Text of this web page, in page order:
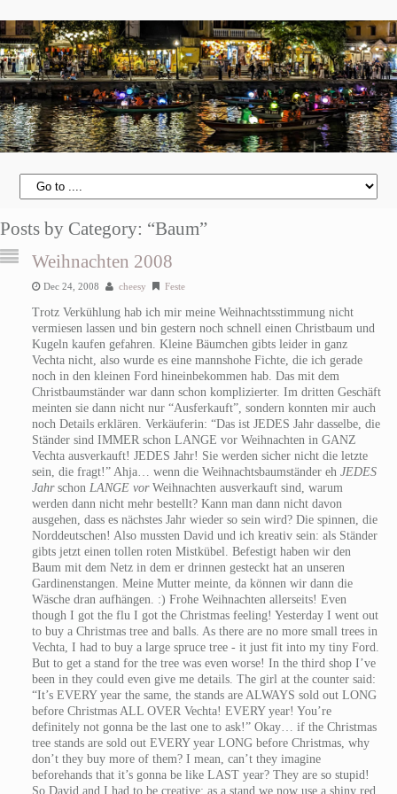
Posts by Category: “Baum”
Weihnachten 2008
Dec 24, 2008 cheesy Feste
Trotz Verkühlung hab ich mir meine Weihnachtsstimmung nicht
vermiesen lassen und bin gestern noch schnell einen Christbaum und
Kugeln kaufen gefahren. Kleine Bäumchen gibts leider in ganz
Vechta nicht, also wurde es eine mannshohe Fichte, die ich gerade
noch in den kleinen Ford hineinbekommen hab. Das mit dem
Christbaumständer war dann schon komplizierter. Im dritten Geschäft
meinten sie dann nicht nur “Ausferkauft”, sondern konnten mir auch
noch Details erklären. Verkäuferin: “Das ist JEDES Jahr dasselbe, die
Ständer sind IMMER schon LANGE vor Weihnachten in GANZ
Vechta ausverkauft! JEDES Jahr! Sie werden sicher nicht die letzte
sein, die fragt!” Ahja… wenn die Weihnachtsbaumständer eh JEDES
Jahrschon LANGE vorWeihnachten ausverkauft sind, warum
werden dann nicht mehr bestellt? Kann man dann nicht davon
ausgehen, dass es nächstes Jahr wieder so sein wird? Die spinnen, die
Norddeutschen! Also mussten David und ich kreativ sein: als Ständer
gibts jetzt einen tollen roten Mistkübel. Befestigt haben wir den
Baum mit dem Netz in dem er drinnen gesteckt hat an unseren
Gardinenstangen. Meine Mutter meinte, da können wir dann die
Wäsche dran aufhängen. :) Frohe Weihnachten allerseits! Even
though I got the flu I got the Christmas feeling! Yesterday I went out
to buy a Christmas tree and balls. As there are no more small trees in
Vechta, I had to buy a large spruce tree - it just fit into my tiny Ford.
But to get a stand for the tree was even worse! In the third shop I’ve
been in they could even give me details. The girl at the counter said:
“It’s EVERY year the same, the stands are ALWAYS sold out LONG
before Christmas ALL OVER Vechta! EVERY year! You’re
definitely not gonna be the last one to ask!” Okay… if the Christmas
tree stands are sold out EVERY year LONG before Christmas, why
don’t they buy more of them? I mean, can’t they imagine
beforehands that it’s gonna be like LAST year? They are so stupid!
So David and I had to be creative: as a stand we now use a shiny red